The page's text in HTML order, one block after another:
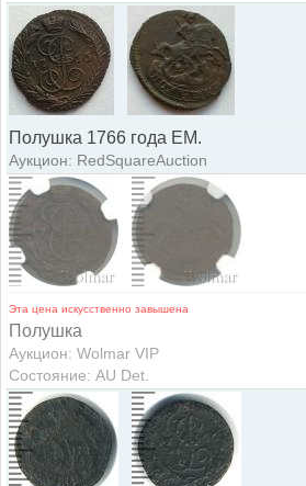
Полушка 1766 года ЕМ.
Аукцион: RedSquareAuction
Эта цена искусственно завышена
Полушка
Аукцион: Wolmar VIP
Состояние: AU Det.